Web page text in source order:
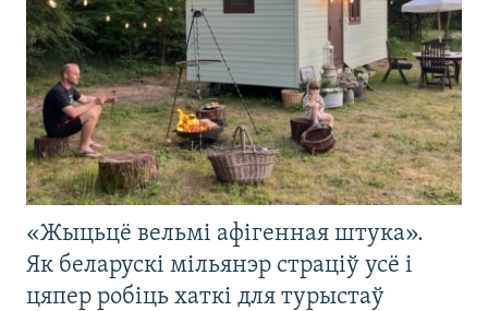
«Жыцьцё вельмі афігенная штука».
Як беларускі мільянэр страціў усё і
цяпер робіць хаткі для турыстаў